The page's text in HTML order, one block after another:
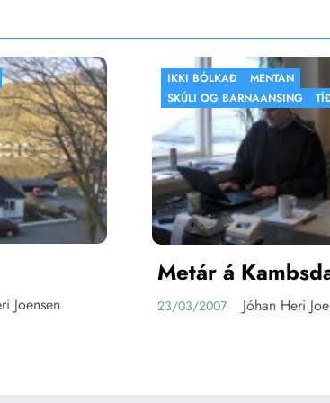
MENTAN
TÍÐINDI
Jóhan Heri Joensen
FLOGBÓLTUR
ÍF
kvinnum